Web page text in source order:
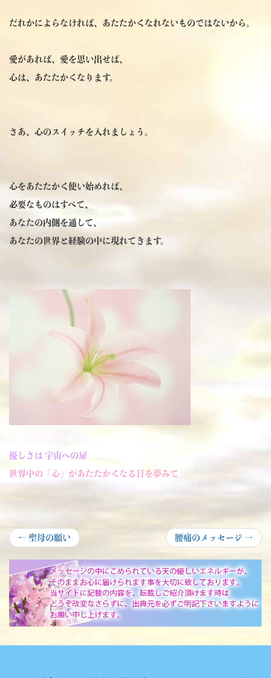
だれかによらなければ、あたたかくなれないものではないから。
愛があれば、愛を思い出せば、
心は、あたたかくなります。
さあ、心のスイッチを入れましょう。
心をあたたかく使い始めれば、
必要なものはすべて、
あなたの内側を通して、
あなたの世界と経験の中に現れてきます。
優しさは 宇宙への扉
世界中の「心」があたたかくなる日を夢みて
投
稿
ナ
ビ
ゲ
← Previous
post:
聖母の願い
Next
post:
腰痛のメッセージ →